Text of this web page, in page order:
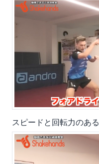
スピードと回転力のある